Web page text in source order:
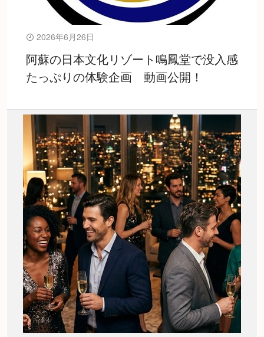
2026年6月26日
阿蘇の日本文化リゾート鳴鳳堂で没入感
たっぷりの体験企画 動画公開！